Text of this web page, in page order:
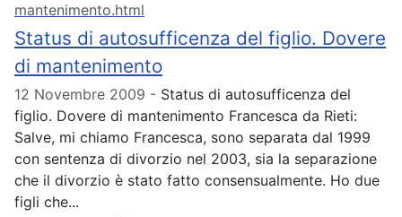
Status di autosufficenza del figlio. Dovere
di mantenimento
mantenimento.html
12 Novembre 2009
Status di autosufficenza del
figlio. Dovere di mantenimento Francesca da Rieti:
Salve, mi chiamo Francesca, sono separata dal 1999
con sentenza di divorzio nel 2003, sia la separazione
che il divorzio è stato fatto consensualmente. Ho due
figli che...